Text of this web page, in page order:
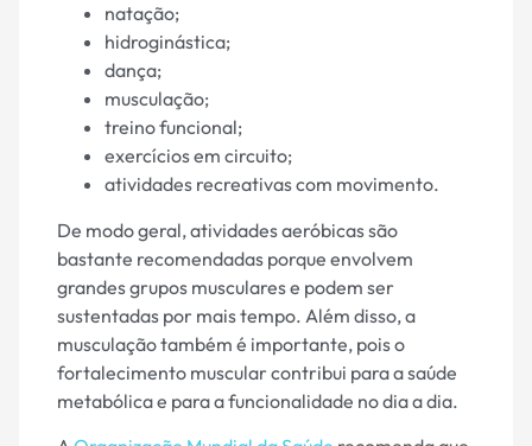
natação;
hidroginástica;
dança;
musculação;
treino funcional;
exercícios em circuito;
atividades recreativas com movimento.
De modo geral, atividades aeróbicas são
bastante recomendadas porque envolvem
grandes grupos musculares e podem ser
sustentadas por mais tempo. Além disso, a
musculação também é importante, pois o
fortalecimento muscular contribui para a saúde
metabólica e para a funcionalidade no dia a dia.